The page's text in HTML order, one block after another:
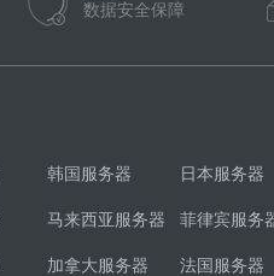
数据安全保障
韩国服务器 日本服务器
马来西亚服务器 菲律宾服务
加拿大服务器 法国服务器